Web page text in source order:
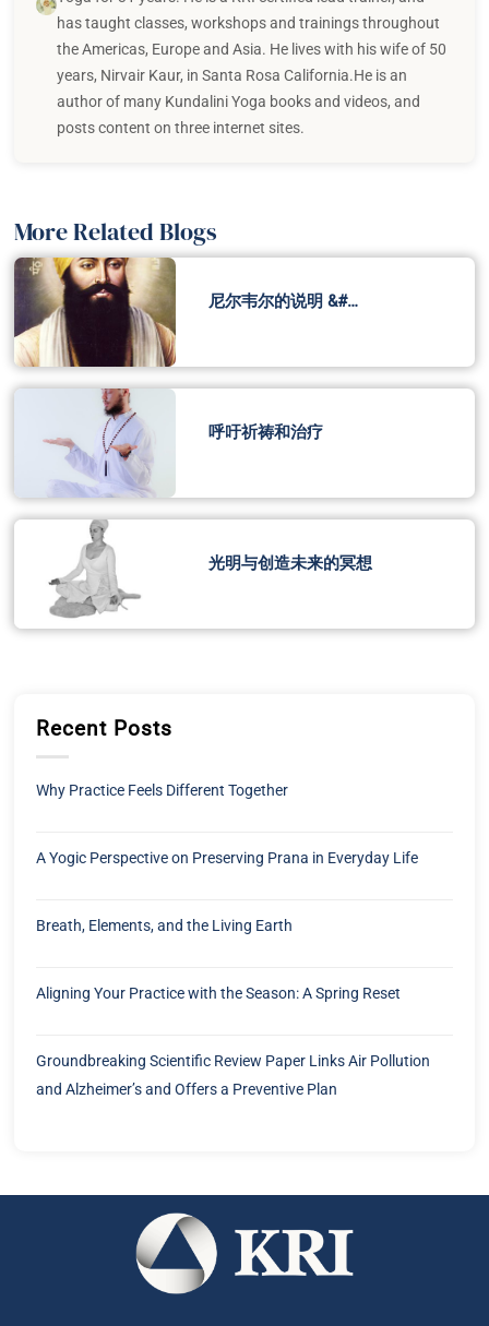
has taught classes, workshops and trainings throughout
the Americas, Europe and Asia. He lives with his wife of 50
years, Nirvair Kaur, in Santa Rosa California.He is an
author of many Kundalini Yoga books and videos, and
posts content on three internet sites.
More Related Blogs
尼尔韦尔的说明 &#…
呼吁祈祷和治疗
光明与创造未来的冥想
Recent Posts
Why Practice Feels Different Together
A Yogic Perspective on Preserving Prana in Everyday Life
Breath, Elements, and the Living Earth
Aligning Your Practice with the Season: A Spring Reset
Groundbreaking Scientific Review Paper Links Air Pollution
and Alzheimer’s and Offers a Preventive Plan